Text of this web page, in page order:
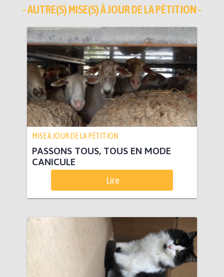
- AUTRE(S) MISE(S) À JOUR DE LA PÉTITION -
MISE À JOUR DE LA PÉTITION
PASSONS TOUS, TOUS EN MODE
CANICULE
Lire